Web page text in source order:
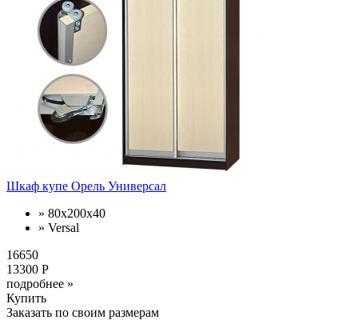
Шкаф купе Орель Универсал
» 80х200х40
» Versal
16650
13300 Р
подробнее »
Купить
Заказать по своим размерам